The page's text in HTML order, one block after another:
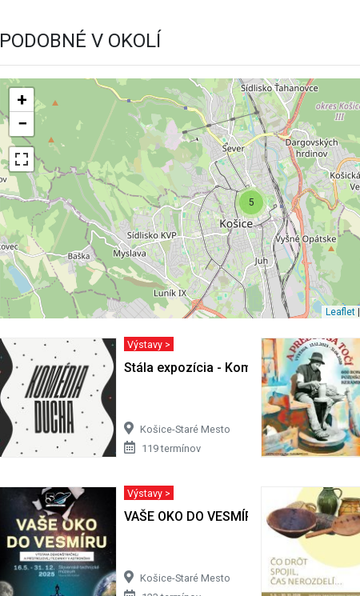
PODOBNÉ V OKOLÍ
5
+
−
Leaflet
Výstavy >
Stála expozícia - Komédia ducha
Košice-Staré Mesto
119 termínov
Výstavy >
VAŠE OKO DO VESMÍRU
Košice-Staré Mesto